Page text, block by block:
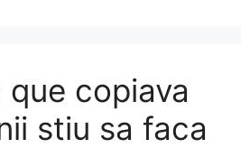
copiava
stiu sa faca